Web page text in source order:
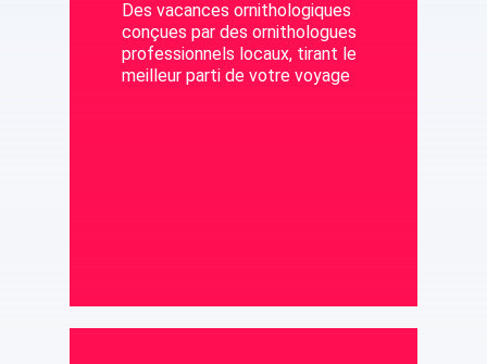
Des vacances ornithologiques
conçues par des ornithologues
professionnels locaux, tirant le
meilleur parti de votre voyage